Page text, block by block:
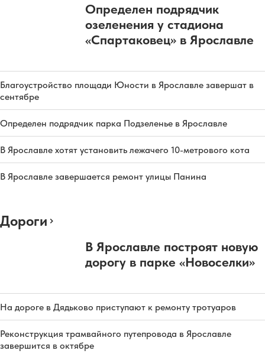
Определен подрядчик
озеленения у стадиона
«Спартаковец» в Ярославле
Благоустройство площади Юности в Ярославле завершат в
сентябре
Определен подрядчик парка Подзеленье в Ярославле
В Ярославле хотят установить лежачего 10-метрового кота
В Ярославле завершается ремонт улицы Панина
Дороги
В Ярославле построят новую
дорогу в парке «Новоселки»
На дороге в Дядьково приступают к ремонту тротуаров
Реконструкция трамвайного путепровода в Ярославле
завершится в октябре